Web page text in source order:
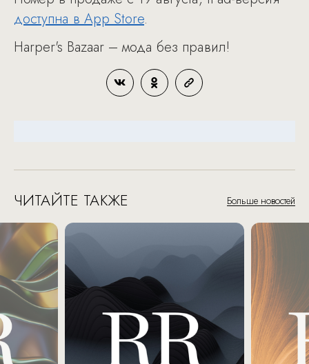
доступна в App Store.
Harper's Bazaar – мода без правил!
ЧИТАЙТЕ ТАКЖЕ Больше новостей